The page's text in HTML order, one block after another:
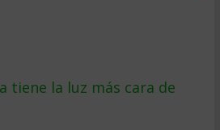
tiene la luz más cara de